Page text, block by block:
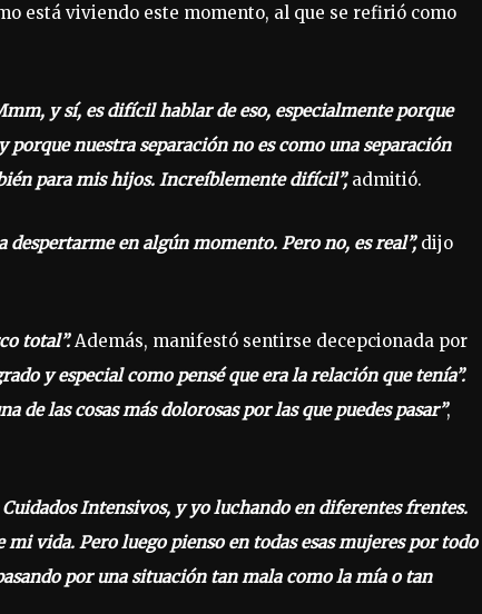
está viviendo este momento, al que se refirió como
y sí, es difícil hablar de eso, especialmente porque
nuestra separación no es como una separación
para mis hijos. Increíblemente difícil”,admitió.
despertarme en algún momento. Pero no, es real”, dijo
total”.Además, manifestó sentirse decepcionada por
y especial como pensé que era la relación que tenía”.
de las cosas más dolorosas por las que puedes pasar”,
Intensivos, y yo luchando en diferentes frentes.
vida. Pero luego pienso en todas esas mujeres por todo
por una situación tan mala como la mía o tan